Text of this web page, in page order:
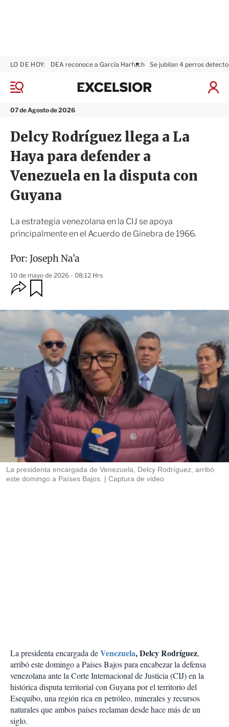
M
n
07 de Agosto de 2026
LO DE HOY: DEA reconoce a García Harfuch Se jubilan 4 perros
I
x
i
Delcy Rodríguez llega a La
Haya para defender a
Venezuela en la disputa con
Guyana
La estrategia venezolana en la CIJ se apoya
principalmente en el Acuerdo de Ginebra de 1966.
Por: Joseph Na’a
10 de mayo de 2026 - 08:12 Hrs
O
p
i
m
a
t
i
r
r
a
r
La presidenta encargada de Venezuela, Delcy Rodríguez, arribó
este domingo a Países Bajos.
Captura de video
La presidenta encargada deVenezuela, Delcy Rodríguez,
arribó este domingo a Países Bajos para encabezar la defensa
venezolana ante la Corte Internacional de Justicia (CIJ) en la
histórica disputa territorial con Guyana por el territorio del
Esequibo, una región rica en petróleo, minerales y recursos
naturales que ambos países reclaman desde hace más de un
siglo.